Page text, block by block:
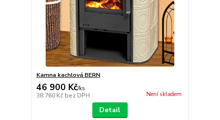
Kamna kachlová BERN
46 900 Kč/ks
38 760 Kč bez DPH Není skladem
Detail